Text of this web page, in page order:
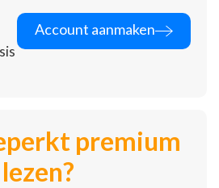
Account aanmaken
premium
lezen?